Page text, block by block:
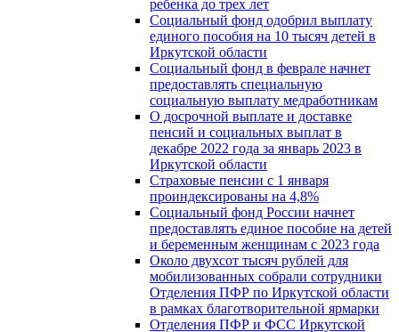
ребенка до трех лет
Социальный фонд одобрил выплату
единого пособия на 10 тысяч детей в
Иркутской области
Социальный фонд в феврале начнет
предоставлять специальную
социальную выплату медработникам
О досрочной выплате и доставке
пенсий и социальных выплат в
декабре 2022 года за январь 2023 в
Иркутской области
Страховые пенсии с 1 января
проиндексированы на 4,8%
Социальный фонд России начнет
предоставлять единое пособие на детей
и беременным женщинам с 2023 года
Около двухсот тысяч рублей для
мобилизованных собрали сотрудники
Отделения ПФР по Иркутской области
в рамках благотворительной ярмарки
Отделения ПФР и ФСС Иркутской